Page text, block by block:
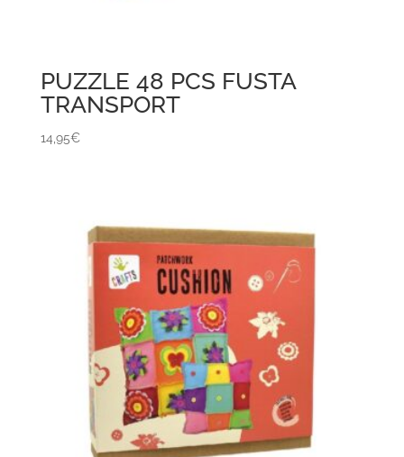
PUZZLE 48 PCS FUSTA
TRANSPORT
14,95€